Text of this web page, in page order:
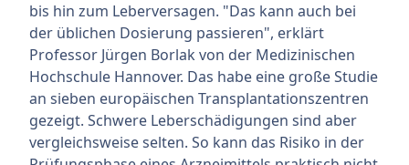
bis hin zum Leberversagen. "Das kann auch bei
der üblichen Dosierung passieren", erklärt
Professor Jürgen Borlak von der Medizinischen
Hochschule Hannover. Das habe eine große Studie
an sieben europäischen Transplantationszentren
gezeigt. Schwere Leberschädigungen sind aber
vergleichsweise selten. So kann das Risiko in der